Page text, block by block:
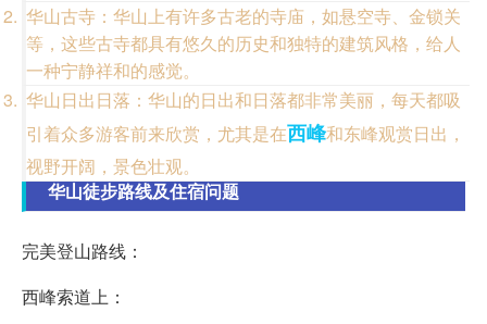
华山古寺：华山上有许多古老的寺庙，如悬空寺、金锁关
等，这些古寺都具有悠久的历史和独特的建筑风格，给人
一种宁静祥和的感觉。
华山日出日落：华山的日出和日落都非常美丽，每天都吸
引着众多游客前来欣赏，尤其是在西峰和东峰观赏日出，
视野开阔，景色壮观。
华山徒步路线及住宿问题
完美登山路线：
西峰索道上：